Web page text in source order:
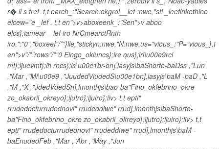
r� il s fref=t,t earch_:"Search:okgrol__lef :nwe,"sti _leefinkethino
elcew="e _lef . t,t en">v>aboxeenk_:"Sen">v aboo
elcs};iamear__lef iro NrCmearctRnth
iro.":"0","boxeeI"/*"}lle,"stickyn:nwe,"N:nwe,us="vious_:"P="vious_},t
en">v"/*"rows"/*"0 Eingo_okluncs};ire qus};iri\u00e9rci
mt};ijuevmt};ih rncs};is\u00e1br-on],lasyjs\baShorto-baDss ,"Lun
,"Mar ,"Mi\u00e9 ,"JuudedViudedS\u00e1bn],lasyjs\baM -baD ,"L
,"M ,"X ,"JdedVdedSn],lmonthjs\bao-ba"Fino_okfebrino_okre
zo_okabril_okreyo};ijutro};ijulro};iiv> t,t epti"
rrudedocturrudednovi" rrudeddiwe" rrud],lmonthjs\baShorto-
ba"Fino_okfebrino_okre zo_okabril_okreyo};ijutro};ijulro};iiv> t,t
epti" rrudedocturrudednovi" rrudeddiwe" rrud],lmonthjs\baM -
baEnudedFeb ,"Mar ,"Abr ,"May ,"Jun